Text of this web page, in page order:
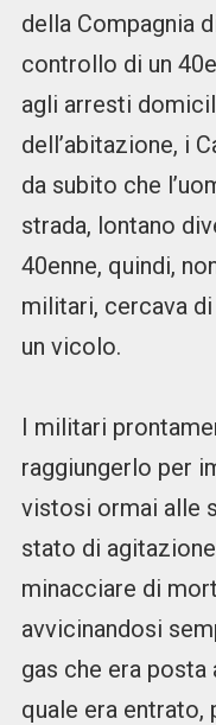
della Compagnia
controllo di un
agli arresti
dell’abitazione, i
da subito che
strada, lontano
40enne, quindi,
militari, cercava
un vicolo.
I militari
raggiungerlo per
vistosi ormai alle
stato di
minacciare di
avvicinandosi
gas che era
quale era entrato,